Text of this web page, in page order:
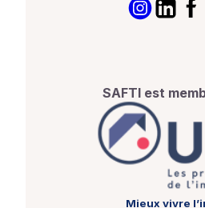
SAFTI est
Mieux vivre